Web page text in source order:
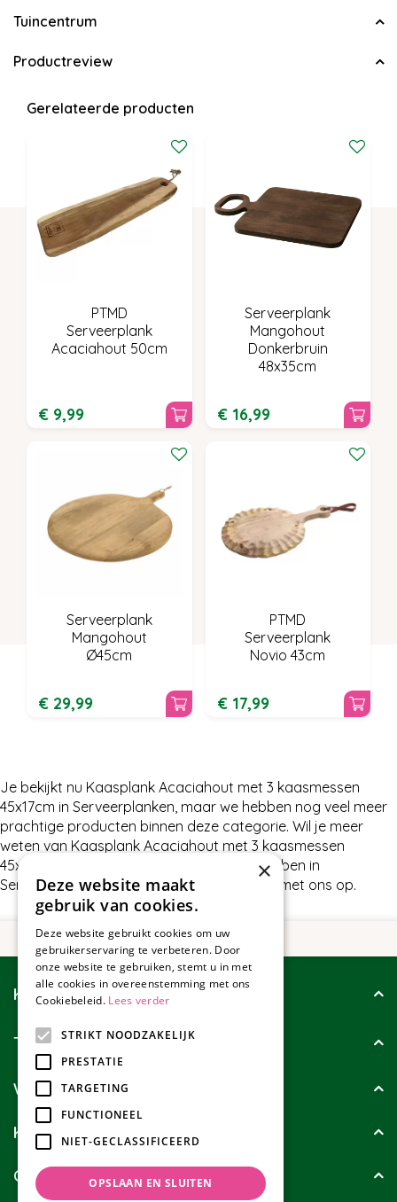
Tuincentrum
Productreview
Gerelateerde producten
PTMD
Serveerplank
Acaciahout 50cm
€ 9,99
Serveerplank
Mangohout
Donkerbruin
48x35cm
€ 16,99
Serveerplank
Mangohout
Ø45cm
€ 29,99
PTMD
Serveerplank
Novio 43cm
€ 17,99
Je bekijkt nu Kaasplank Acaciahout met 3 kaasmessen
45x17cm in Serveerplanken, maar we hebben nog veel meer
prachtige producten binnen deze categorie. Wil je meer
weten van Kaasplank Acaciahout met 3 kaasmessen
45x17cm of wat wij nog meer te bieden hebben in
Serveerplanken, neem dan gerust contact met ons op.
Klantenservice
Tuincollectie
Wie zijn wij?
Klanten geven ons
Contact
×
Deze website maakt
gebruik van cookies.
Deze website gebruikt cookies om uw
gebruikerservaring te verbeteren. Door
onze website te gebruiken, stemt u in met
alle cookies in overeenstemming met ons
Cookiebeleid. Lees verder
STRIKT NOODZAKELIJK
PRESTATIE
TARGETING
FUNCTIONEEL
NIET-GECLASSIFICEERD
OPSLAAN EN SLUITEN